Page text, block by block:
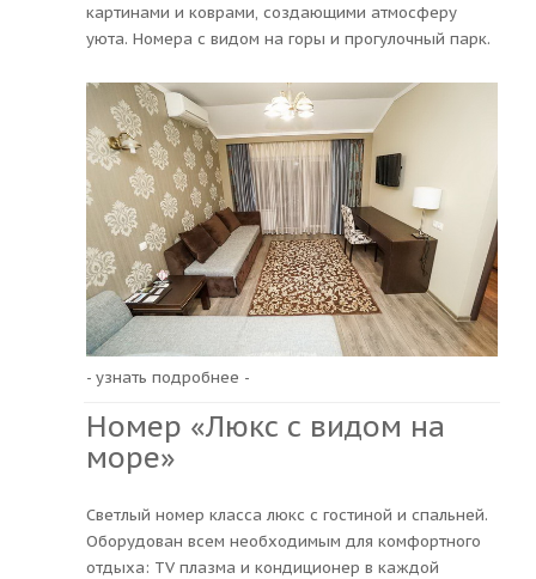
картинами и коврами, создающими атмосферу
уюта. Номера с видом на горы и прогулочный парк.
- узнать подробнее -
Номер «Люкс с видом на
море»
Светлый номер класса люкс с гостиной и спальней.
Оборудован всем необходимым для комфортного
отдыха: TV плазма и кондиционер в каждой